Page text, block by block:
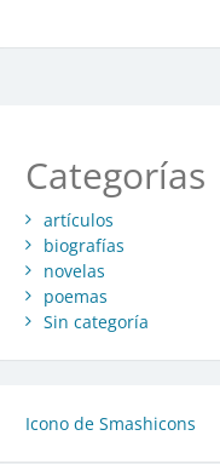
Categorías
artículos
biografías
novelas
poemas
Sin categoría
Icono de Smashicons